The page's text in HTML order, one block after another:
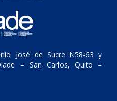
José de Sucre N58-63 y
– San Carlos, Quito –